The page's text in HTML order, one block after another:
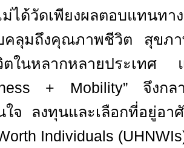
ม่ได้วัดเพียงผลตอบแทนท
คลุมถึงคุณภาพชีวิต สุขภ
ตในหลากหลายประเท
+ Mobility” จึงกล
ใจ ลงทุนและเลือกที่อยู่อ
Individuals